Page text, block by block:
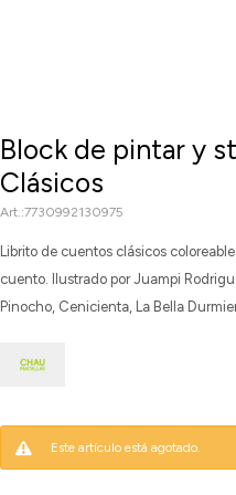
Block de pintar y
Clásicos
7730992130975
Librito de cuentos clásicos
cuento. Ilustrado por Juampi
Pinocho, Cenicienta, La Bella
Este artículo está agotado.